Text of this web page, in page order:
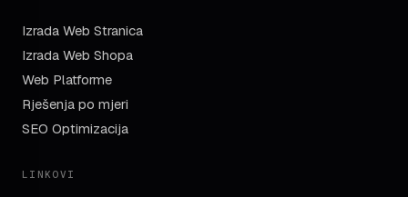
Izrada Web Stranica
Izrada Web Shopa
Web Platforme
Rješenja po mjeri
SEO Optimizacija
LINKOVI